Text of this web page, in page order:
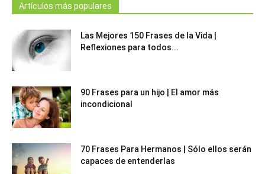
Artículos más populares
Las Mejores 150 Frases de la Vida |
Reflexiones para todos...
90 Frases para un hijo | El amor más
incondicional
70 Frases Para Hermanos | Sólo ellos serán
capaces de entenderlas